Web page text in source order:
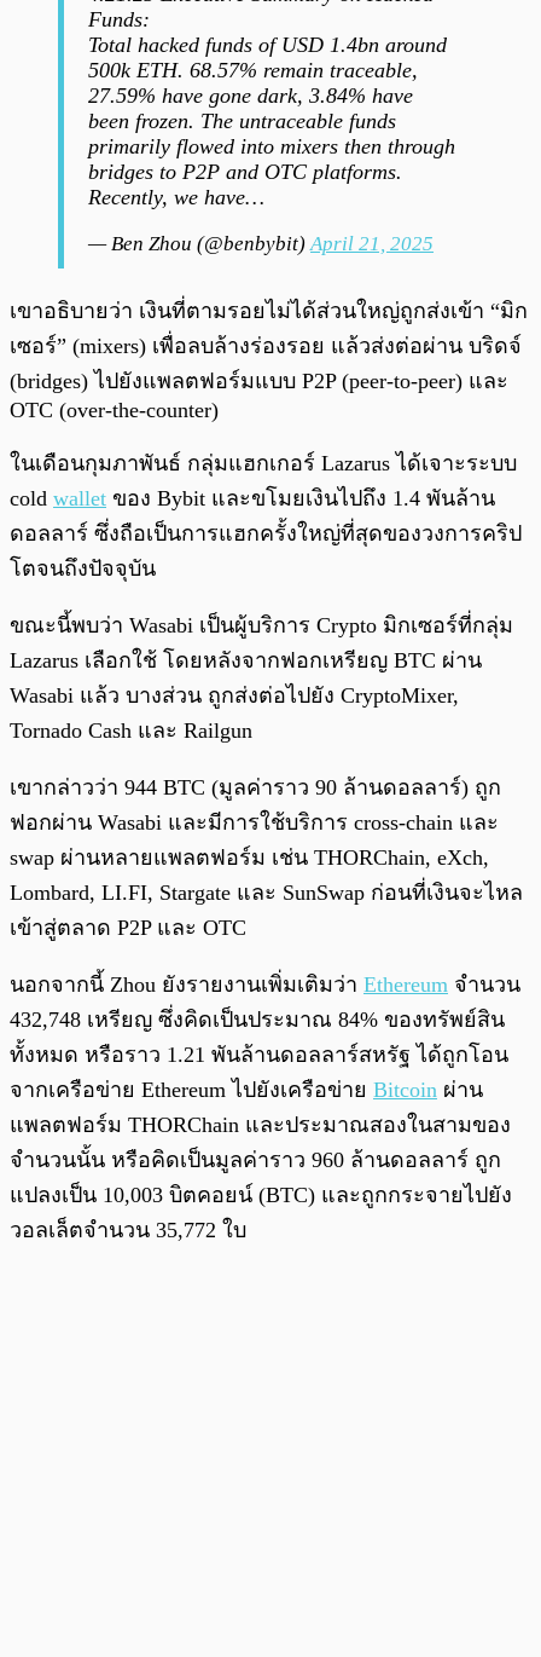
Funds:
Total hacked funds of USD 1.4bn around
500k ETH. 68.57% remain traceable,
27.59% have gone dark, 3.84% have
been frozen. The untraceable funds
primarily flowed into mixers then through
bridges to P2P and OTC platforms.
Recently, we have…
— Ben Zhou (@benbybit)April 21, 2025
เขาอธิบายว่า เงินที่ตามรอยไม่ได้ส่วนใหญ่ถูกส่งเข้า “มิก
เซอร์” (mixers) เพื่อลบล้างร่องรอย แล้วส่งต่อผ่าน บริดจ์
(bridges) ไปยังแพลตฟอร์มแบบ P2P (peer-to-peer) และ
OTC (over-the-counter)
ในเดือนกุมภาพันธ์ กลุ่มแฮกเกอร์ Lazarus ได้เจาะระบบ
cold wallet ของ Bybit และขโมยเงินไปถึง 1.4 พันล้าน
ดอลลาร์ ซึ่งถือเป็นการแฮกครั้งใหญ่ที่สุดของวงการคริป
โตจนถึงปัจจุบัน
ขณะนี้พบว่า Wasabi เป็นผู้บริการ Crypto มิกเซอร์ที่กลุ่ม
Lazarus เลือกใช้ โดยหลังจากฟอกเหรียญ BTC ผ่าน
Wasabi แล้ว บางส่วน ถูกส่งต่อไปยัง CryptoMixer,
Tornado Cash และ Railgun
เขากล่าวว่า 944 BTC (มูลค่าราว 90 ล้านดอลลาร์) ถูก
ฟอกผ่าน Wasabi และมีการใช้บริการ cross-chain และ
swap ผ่านหลายแพลตฟอร์ม เช่น THORChain, eXch,
Lombard, LI.FI, Stargate และ SunSwap ก่อนที่เงินจะไหล
เข้าสู่ตลาด P2P และ OTC
นอกจากนี้ Zhou ยังรายงานเพิ่มเติมว่า Ethereum จำนวน
432,748 เหรียญ ซึ่งคิดเป็นประมาณ 84% ของทรัพย์สิน
ทั้งหมด หรือราว 1.21 พันล้านดอลลาร์สหรัฐ ได้ถูกโอน
จากเครือข่าย Ethereum ไปยังเครือข่าย Bitcoin ผ่าน
แพลตฟอร์ม THORChain และประมาณสองในสามของ
จำนวนนั้น หรือคิดเป็นมูลค่าราว 960 ล้านดอลลาร์ ถูก
แปลงเป็น 10,003 บิตคอยน์ (BTC) และถูกกระจายไปยัง
วอลเล็ตจำนวน 35,772 ใบ